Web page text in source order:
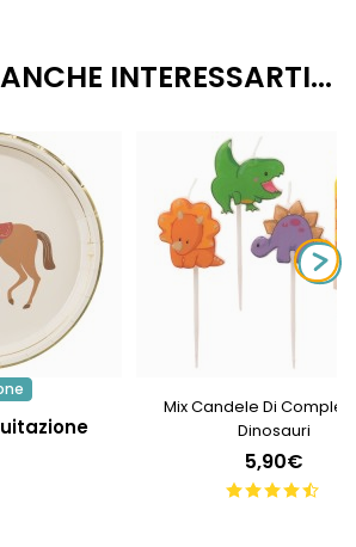
INTERESSARTI...
Mix Candele Di
Dinosauri
5,90€